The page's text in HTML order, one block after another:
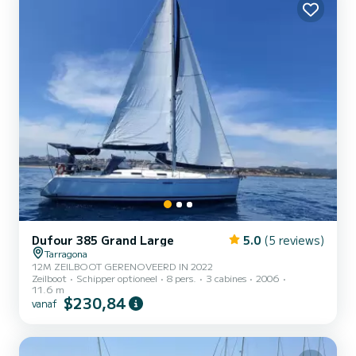
Dufour 385 Grand Large 5.0 (5 reviews)
Tarragona
12M ZEILBOOT GERENOVEERD IN 2022
Zeilboot
Schipper optioneel 8 pers. 3 cabines
2006
11.6 m
vanaf $230,84